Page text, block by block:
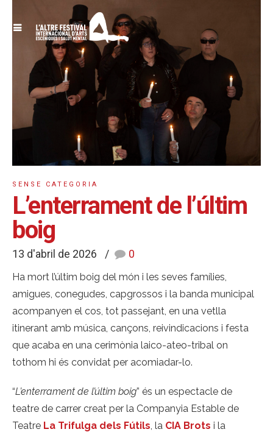
SENSE CATEGORIA
L’enterrament de l’últim
boig
13 d'abril de 2026 0
Ha mort l’últim boig del món i les seves famílies,
amigues, conegudes, capgrossos i la banda municipal
acompanyen el cos, tot passejant, en una vetlla
itinerant amb música, cançons, reivindicacions i festa
que acaba en una cerimònia laico-ateo-tribal on
tothom hi és convidat per acomiadar-lo.
“L’enterrament de l’últim boig” és un espectacle de
teatre de carrer creat per la Companyia Estable de
Teatre La Trifulga dels Fútils, la CIA Brots i la